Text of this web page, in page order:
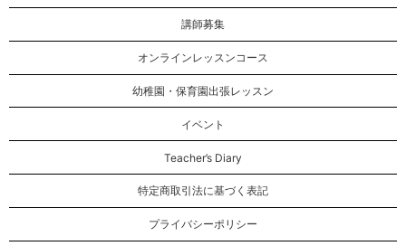
講師募集
オンラインレッスンコース
幼稚園・保育園出張レッスン
イベント
Teacher’s Diary
特定商取引法に基づく表記
プライバシーポリシー